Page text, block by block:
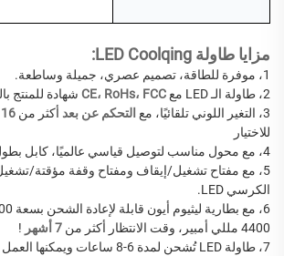
مزايا طاولة LED Coolqing:
1، موفرة للطاقة، تصميم عصري، جميلة وساطعة.
2، طاولة الـ LED مع
CE، RoHs، FCC شهادة للمنتج
3، التغير اللوني تلقائيًا، مع
التحكم عن بعد أكثر من 16 لونًا
للاختيار
4، مع محول مناسب لتوصيل قياسي عالميًا، كابل بطول 1 متر.
5، مع مفتاح تشغيل/إيقاف ومفتاح وقفة مؤقتة/
الكرسي LED.
4400 مللي أمبير، وقت الانتظار أكثر من
7 أشهر
!